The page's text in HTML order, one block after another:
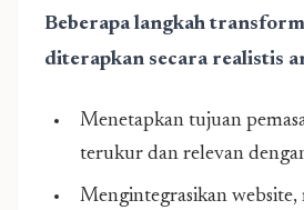
Beberapa langkah
diterapkan secara realistis
Menetapkan tujuan
terukur dan relevan
Mengintegrasikan website,